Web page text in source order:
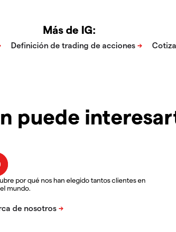
Más de IG:
puede
por qué nos han elegido tantos clientes en
mundo.